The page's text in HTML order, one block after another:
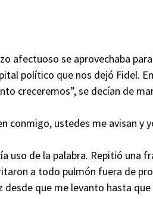
afectuoso se aprovechaba
político que nos dejó Fidel.
creceremos”, se decían de
conmigo, ustedes me avisan y
uso de la palabra. Repitió una
a todo pulmón fuera de
que me levanto hasta que